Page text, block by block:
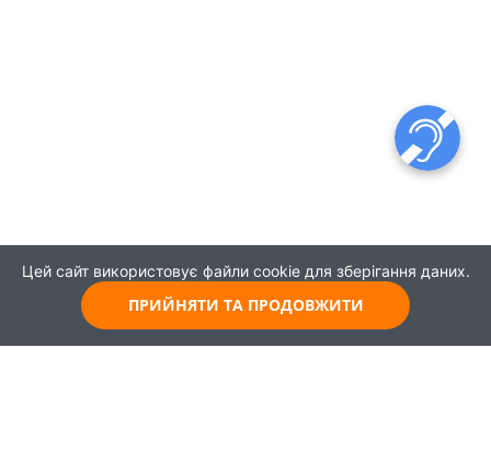
Цей сайт використовує файли cookie для зберігання даних.
ПРИЙНЯТИ ТА ПРОДОВЖИТИ